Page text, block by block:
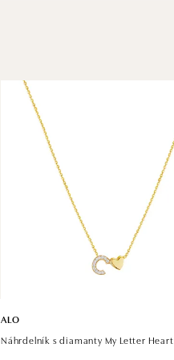
ALO
Náhrdelník s diamanty My Letter Heart